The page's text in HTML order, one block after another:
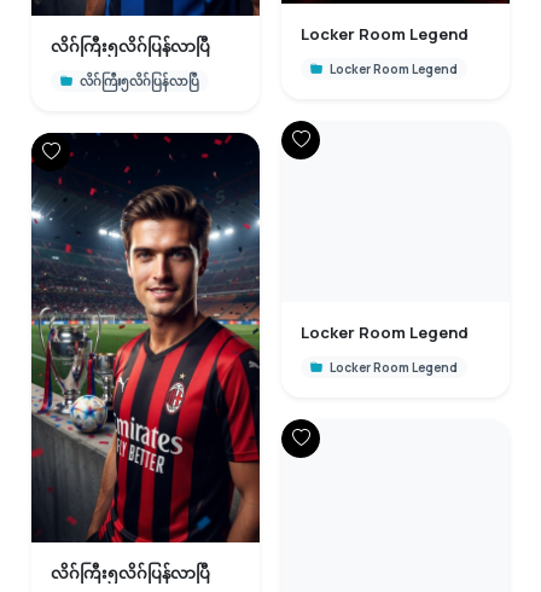
လိဂ်ကြီး၅လိဂ်ပြန်လာပြီ
လိဂ်ကြီး၅လိဂ်ပြန်လာပြီ
လိဂ်ကြီး၅လိဂ်ပြန်လာပြီ
Locker Room Legend
Locker Room Legend
Locker Room Legend
Locker Room Legend